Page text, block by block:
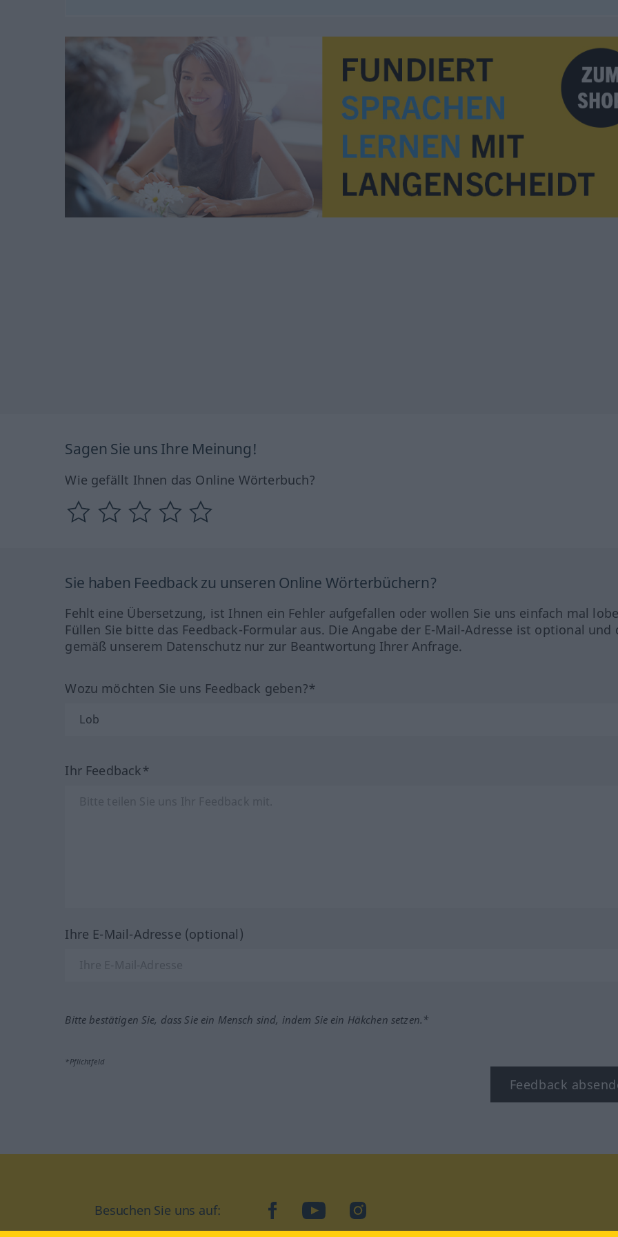
Sagen Sie uns Ihre Meinung!
Wie gefällt Ihnen das Online Wörterbuch?
Sie haben Feedback zu unseren Online Wörterbüchern?
Fehlt eine Übersetzung, ist Ihnen ein Fehler aufgefallen oder wollen Sie uns einfach mal
Füllen Sie bitte das Feedback-Formular aus. Die Angabe der E-Mail-Adresse ist optional und
gemäß unserem Datenschutz nur zur Beantwortung Ihrer Anfrage.
Wozu möchten Sie uns Feedback geben?*
Ihr Feedback*
Ihre E-Mail-Adresse (optional)
Bitte bestätigen Sie, dass Sie ein Mensch sind, indem Sie ein Häkchen setzen.*
*Pflichtfeld
Feedback
Besuchen Sie uns auf: facebookYouTubeInstagram